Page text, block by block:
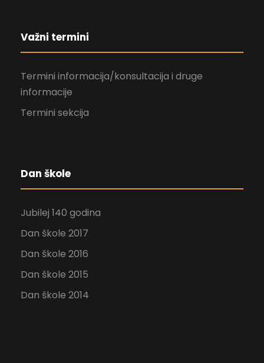
Važni termini
Termini informacija/konsultacija i druge
informacije
Termini sekcija
Dan škole
Jubilej 140 godina
Dan škole 2017
Dan škole 2016
Dan škole 2015
Dan škole 2014